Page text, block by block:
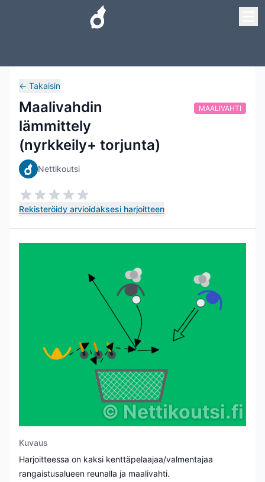
← Takaisin
Maalivahdin
lämmittely
(nyrkkeily+ torjunta)
Nettikoutsi
Rekisteröidy arvioidaksesi harjoitteen
MAALIVAHTI
© Nettikoutsi.fi
Kuvaus
Harjoitteessa on kaksi kenttäpelaajaa/valmentajaa
rangaistusalueen reunalla ja maalivahti.